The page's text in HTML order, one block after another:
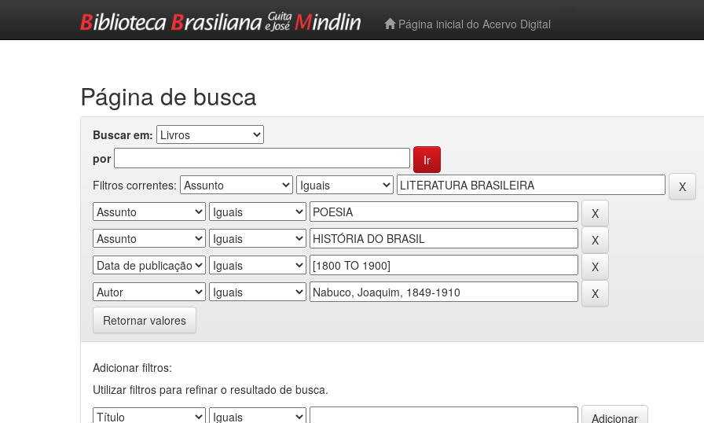
Página inicial do Acervo Digital
Página de busca
Buscar em:
por
Filtros correntes:
Retornar valores
Adicionar filtros:
Utilizar filtros para refinar o resultado de busca.